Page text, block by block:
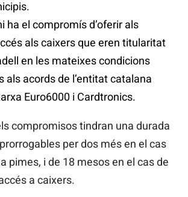
ha el compromís d’oferir als
als caixers que eren titularitat
en les mateixes condicions
als acords de l’entitat catalana
Euro6000 i Cardtronics.
compromisos tindran una durada
per dos més en el cas
pimes, i de 18 mesos en el cas de
a caixers.